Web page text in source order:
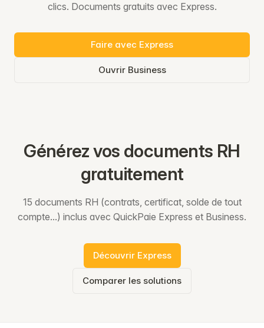
clics. Documents gratuits avec Express.
Faire avec Express
Ouvrir Business
Générez vos documents RH
gratuitement
15 documents RH (contrats, certificat, solde de tout
compte...) inclus avec QuickPaie Express et Business.
Découvrir Express
Comparer les solutions